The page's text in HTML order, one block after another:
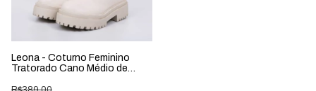
Leona - Coturno Feminino
Tratorado Cano Médio de